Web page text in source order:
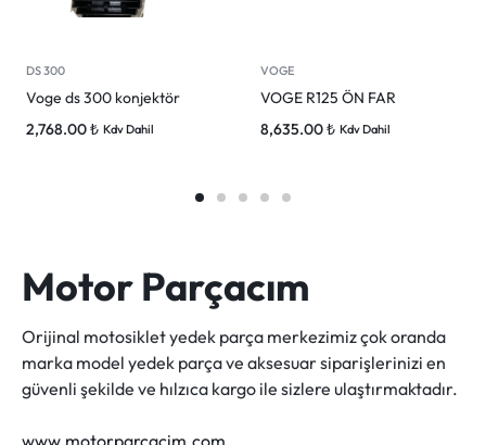
DS 300
Voge ds 300 konjektör
2,768.00₺ Kdv Dahil
VOGE
VOGE R125 ÖN FAR
8,635.00₺ Kdv Dahil
Motor Parçacım
Orijinal motosiklet yedek parça merkezimiz çok oranda
marka model yedek parça ve aksesuar siparişlerinizi en
güvenli şekilde ve hılzıca kargo ile sizlere ulaştırmaktadır.